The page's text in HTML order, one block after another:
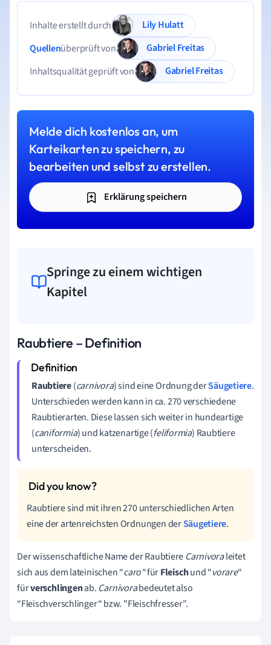
Inhalte erstellt durch
Lily Hulatt
Quellenüberprüft von
Gabriel Freitas
Inhaltsqualität geprüft von
Gabriel Freitas
Melde dich kostenlos an, um
Karteikarten zu speichern, zu
bearbeiten und selbst zu erstellen.
Erklärung speichern
Springe zu einem wichtigen
Kapitel
Raubtiere – Definition
Raubtiere(carnivora) sind eine Ordnung derSäugetiere.
Unterschieden werden kann in ca. 270 verschiedene
Raubtierarten. Diese lassen sich weiter in hundeartige
(caniformia)und katzenartige (feliformia) Raubtiere
unterscheiden.
Raubtiere sind mit ihren 270 unterschiedlichen Arten
eine der artenreichsten Ordnungen derSäugetiere.
Der wissenschaftliche Name der Raubtiere Carnivoraleitet
sich aus dem lateinischen “caro“fürFleischund “vorare“
fürverschlingenab. Carnivorabedeutet also
“Fleischverschlinger“ bzw. "Fleischfresser".